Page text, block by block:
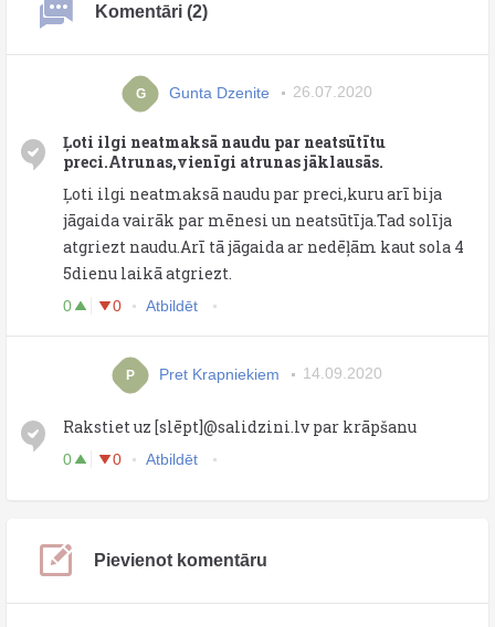
Komentāri (2)
G Gunta Dzenite 26.07.2020
Ļoti ilgi neatmaksā naudu par neatsūtītu
preci.Atrunas,vienīgi atrunas jāklausās.
Ļoti ilgi neatmaksā naudu par preci,kuru arī bija
jāgaida vairāk par mēnesi un neatsūtīja.Tad solīja
atgriezt naudu.Arī tā jāgaida ar nedēļām kaut sola 4
5dienu laikā atgriezt.
0 0 Atbildēt
P Pret Krapniekiem 14.09.2020
Rakstiet uz [slēpt]@salidzini.lv par krāpšanu
0 0 Atbildēt
Pievienot komentāru